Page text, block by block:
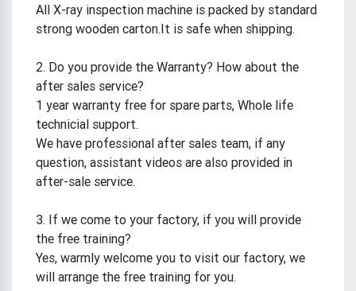
All X-ray inspection machine is packed by standard
strong wooden carton.It is safe when shipping.
2. Do you provide the Warranty? How about the
after sales service?
1 year warranty free for spare parts, Whole life
technicial support.
We have professional after sales team, if any
question, assistant videos are also provided in
after-sale service.
3. If we come to your factory, if you will provide
the free training?
Yes, warmly welcome you to visit our factory, we
will arrange the free training for you.